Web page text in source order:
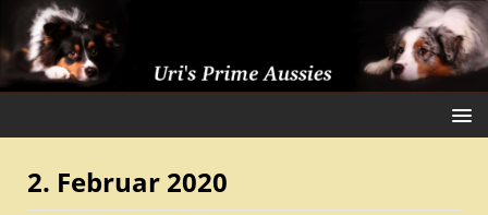
2. Februar 2020